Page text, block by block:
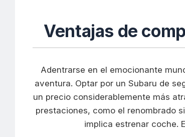
Ventajas de
Adentrarse en el emocionante
aventura. Optar por un Subaru de
un precio considerablemente más
prestaciones, como el renombrado
implica estrenar coche.